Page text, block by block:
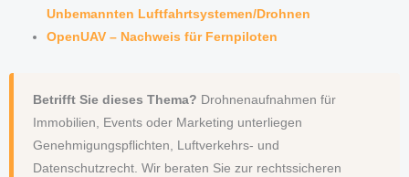
Unbemannten Luftfahrtsystemen/Drohnen
OpenUAV – Nachweis für Fernpiloten
Betrifft Sie dieses Thema? Drohnenaufnahmen für
Immobilien, Events oder Marketing unterliegen
Genehmigungspflichten, Luftverkehrs- und
Datenschutzrecht. Wir beraten Sie zur rechtssicheren